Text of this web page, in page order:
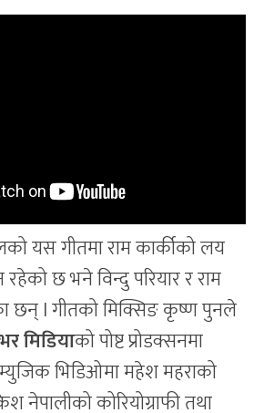
यस गीतमा राम कार्कीको लय
छ भने विन्दु परियार र राम
छन् l गीतको मिक्सिङ कृष्ण पुनले
मिडियाको पोष्ट प्रोडक्सनमा
भिडिओमा महेश महराको
नेपालीको कोरियोग्राफी तथा